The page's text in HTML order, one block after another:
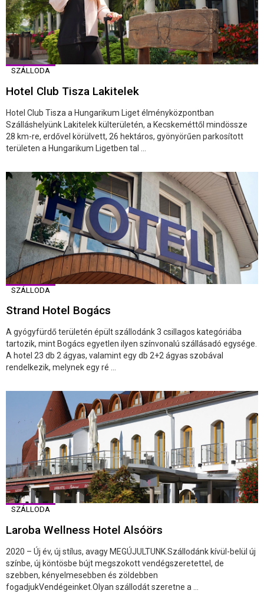
SZÁLLODA
Hotel Club Tisza Lakitelek
Hotel Club Tisza a Hungarikum Liget élményközpontban
Szálláshelyünk Lakitelek külterületén, a Kecskeméttől mindössze
28 km-re, erdővel körülvett, 26 hektáros, gyönyörűen parkosított
területen a Hungarikum Ligetben tal ...
SZÁLLODA
Strand Hotel Bogács
A gyógyfürdő területén épült szállodánk 3 csillagos kategóriába
tartozik, mint Bogács egyetlen ilyen színvonalú szállásadó egysége.
A hotel 23 db 2 ágyas, valamint egy db 2+2 ágyas szobával
rendelkezik, melynek egy ré ...
SZÁLLODA
Laroba Wellness Hotel Alsóörs
2020 – Új év, új stílus, avagy MEGÚJULTUNK.Szállodánk kívül-belül új
színbe, új köntösbe bújt megszokott vendégszeretettel, de
szebben, kényelmesebben és zöldebben
fogadjukVendégeinket.Olyan szállodát szeretne a ...